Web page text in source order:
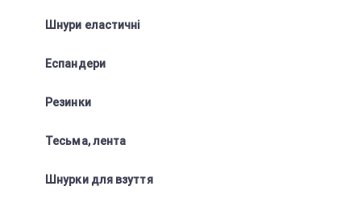
Шнури еластичні
Еспандери
Резинки
Тесьма, лента
Шнурки для взуття